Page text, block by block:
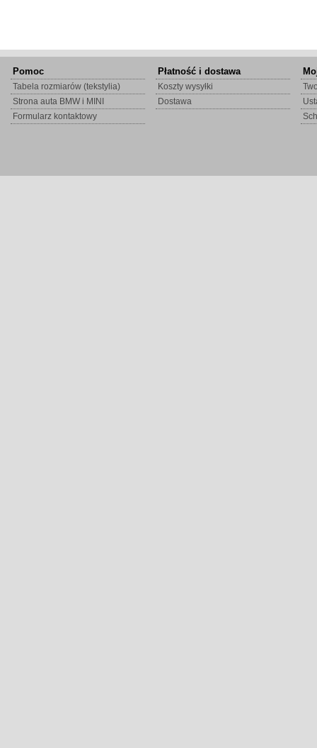
Pomoc
Tabela rozmiarów (tekstylia)
Strona auta BMW i MINI
Formularz kontaktowy
Płatność i dostawa
Koszty wysyłki
Dostawa